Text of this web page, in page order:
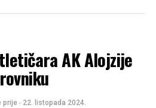
AK Alojzije
prije - 22. listopada 2024.